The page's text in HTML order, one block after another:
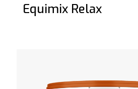
Equimix Relax